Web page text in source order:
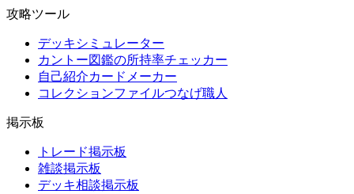
攻略ツール
デッキシミュレーター
カントー図鑑の所持率チェッカー
自己紹介カードメーカー
コレクションファイルつなげ職人
掲示板
トレード掲示板
雑談掲示板
デッキ相談掲示板